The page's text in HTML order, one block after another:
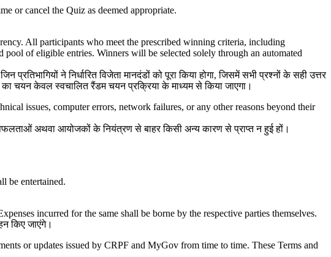
or cancel the Quiz as deemed appropriate.
All participants who meet the prescribed winning criteria, including
of eligible entries. Winners will be selected solely through an automated
ने निर्धारित विजेता मानदंडों को पूरा किया होगा,जिसमें सभी प्रश्नों के सही उत्तर
चयन केवल स्वचालित रैंडम चयन प्रक्रिया के माध्यम से किया जाएगा।
issues, computer errors, network failures, or any other reasons beyond their
अथवा आयोजकों के नियंत्रण से बाहर किसी अन्य कारण से प्राप्त न हुई हों।
be entertained.
incurred for the same shall be borne by the respective parties themselves.
किए जाएंगे।
or updates issued by CRPF and MyGov from time to time. These Terms and